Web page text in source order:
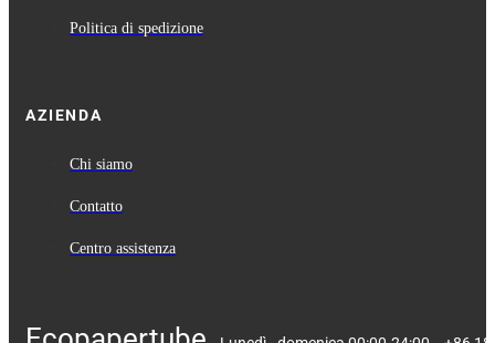
Politica di spedizione
AZIENDA
Chi siamo
Contatto
Centro assistenza